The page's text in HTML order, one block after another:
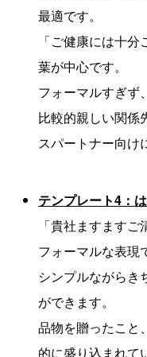
最適です。
「ご健康には十
葉が中心です。
フォーマルすぎず
比較的親しい関係
スパートナー向け
テンプレート4：
「貴社ますます
フォーマルな表現
シンプルながらき
ができます。
品物を贈ったこと
的に盛り込まれて